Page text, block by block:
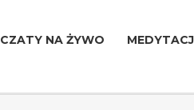
CZATY NA ŻYWO